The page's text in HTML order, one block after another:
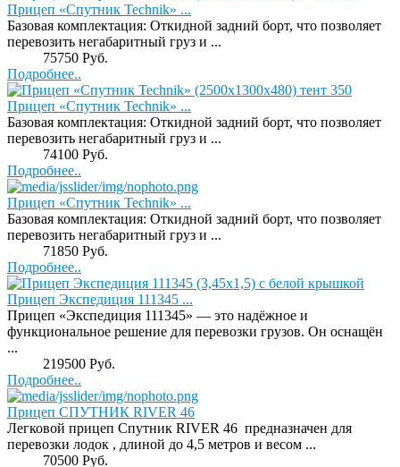
Прицеп «Спутник Technik» ...
Базовая комплектация: Откидной задний борт, что позволяет
перевозить негабаритный груз и ...
75750 Руб.
Подробнее..
Прицеп «Спутник Technik» ...
Базовая комплектация: Откидной задний борт, что позволяет
перевозить негабаритный груз и ...
74100 Руб.
Подробнее..
Прицеп «Спутник Technik» ...
Базовая комплектация: Откидной задний борт, что позволяет
перевозить негабаритный груз и ...
71850 Руб.
Подробнее..
Прицеп Экспедиция 111345 ...
Прицеп «Экспедиция 111345» — это надёжное и
функциональное решение для перевозки грузов. Он оснащён
...
219500 Руб.
Подробнее..
Прицеп СПУТНИК RIVER 46
Легковой прицеп Спутник RIVER 46 предназначен для
перевозки лодок , длиной до 4,5 метров и весом ...
70500 Руб.